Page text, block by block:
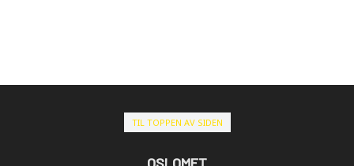
TIL TOPPEN AV SIDEN